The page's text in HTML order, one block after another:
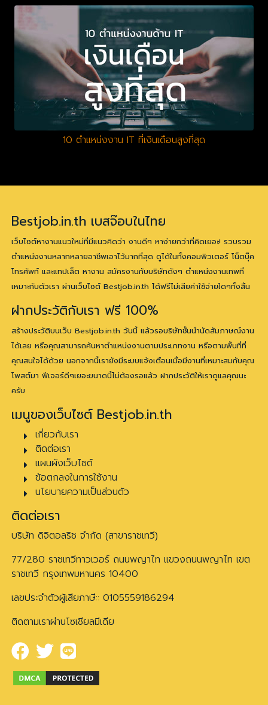
10 ตำแหน่งงาน IT ที่เงินเดือนสูงที่สุด
Bestjob.in.th เบสจ๊อบในไทย
เว็บไซต์หางานแนวใหม่ที่มีแนวคิดว่า งานดีๆ หาง่ายกว่าที่คิดเยอะ! รวบรวม
ตำแหน่งงานหลากหลายอาชีพเอาไว้มากที่สุด ดูได้ในทั้งคอมพิวเตอร์ โน็ตบุ๊ค
โทรศัพท์ และแทปเล็ต หางาน สมัครงานกับบริษัทดังๆ ตำแหน่งงานเทพที่
เหมาะกับตัวเรา ผ่านเว็บไซต์ Bestjob.in.th ได้ฟรีไม่เสียค่าใช้จ่ายใดๆทั้งสิ้น
ฝากประวัติกับเรา ฟรี 100%
สร้างประวัติบนเว็บ Bestjob.in.th วันนี้ แล้วรอบริษัทชั้นนำนัดสัมภาษณ์งาน
ได้เลย หรือคุณสามารถค้นหาตำแหน่งงานตามประเภทงาน หรือตามพื้นที่ที่
คุณสนใจได้ด้วย นอกจากนี้เรายังมีระบบแจ้งเตือนเมื่อมีงานที่เหมาะสมกับคุณ
โพสต์มา ฟีเจอร์ดีๆเยอะขนาดนี้ไม่ต้องรอแล้ว ฝากประวัติให้เราดูแลคุณนะ
ครับ
เมนูของเว็บไซต์ Bestjob.in.th
เกี่ยวกับเรา
ติดต่อเรา
แผนผังเว็บไซต์
ข้อตกลงในการใช้งาน
นโยบายความเป็นส่วนตัว
ติดต่อเรา
บริษัท ดิจิตอลริช จำกัด (สาขาราชเทวี)
77/280 ราชเทวีทาวเวอร์ ถนนพญาไท แขวงถนนพญาไท เขต
ราชเทวี กรุงเทพมหานคร 10400
เลขประจำตัวผู้เสียภาษี:: 0105559186294
ติดตามเราผ่านโซเชียลมีเดีย